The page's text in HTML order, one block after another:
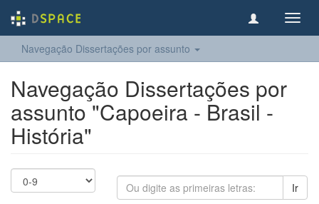
Navegação Dissertações por assunto
Navegação Dissertações por
assunto "Capoeira - Brasil -
História"
Ir